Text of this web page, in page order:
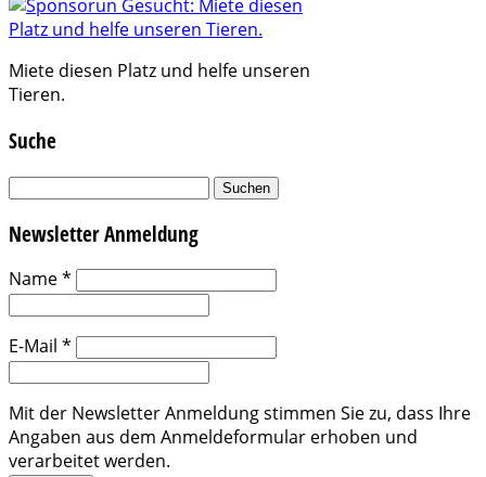
Miete diesen Platz und helfe unseren
Tieren.
Suche
Suchen
Newsletter Anmeldung
Name*
E-Mail *
Mit der Newsletter Anmeldung stimmen Sie zu, dass Ihre
Angaben aus dem Anmeldeformular erhoben und
verarbeitet werden.